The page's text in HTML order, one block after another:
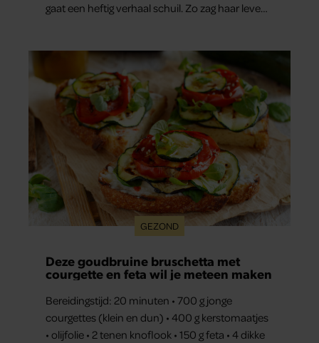
gaat een heftig verhaal schuil. Zo zag haar leven
GEZOND
Deze goudbruine bruschetta met
courgette en feta wil je meteen maken
Bereidingstijd: 20 minuten • 700 g jonge
courgettes (klein en dun) • 400 g kerstomaatjes
• olijfolie • 2 tenen knoflook • 150 g feta • 4 dikke